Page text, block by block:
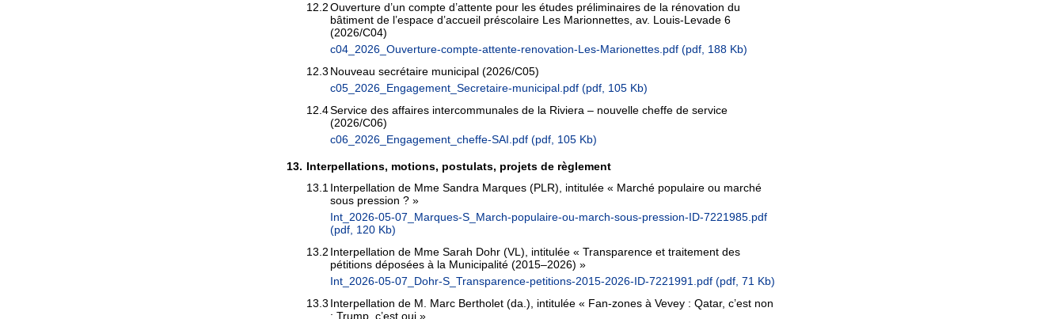
12.2Ouverture d’un compte d’attente pour les études préliminaires de la rénovation du
bâtiment de l’espace d’accueil préscolaire Les Marionnettes, av. Louis-Levade 6
(2026/C04)
c04_2026_Ouverture-compte-attente-renovation-Les-Marionettes.pdf (pdf, 188 Kb)
12.3 Nouveau secrétaire municipal (2026/C05)
c05_2026_Engagement_Secretaire-municipal.pdf (pdf, 105 Kb)
12.4Service des affaires intercommunales de la Riviera – nouvelle cheffe de service
(2026/C06)
c06_2026_Engagement_cheffe-SAI.pdf (pdf, 105 Kb)
13. Interpellations, motions, postulats, projets de règlement
13.1 Interpellation de Mme Sandra Marques (PLR), intitulée « Marché populaire ou marché
sous pression ? »
Int_2026-05-07_Marques-S_March-populaire-ou-march-sous-pression-ID-7221985.pdf
(pdf, 120 Kb)
13.2 Interpellation de Mme Sarah Dohr (VL), intitulée « Transparence et traitement des
pétitions déposées à la Municipalité (2015–2026) »
Int_2026-05-07_Dohr-S_Transparence-petitions-2015-2026-ID-7221991.pdf (pdf, 71 Kb)
13.3 Interpellation de M. Marc Bertholet (da.), intitulée « Fan-zones à Vevey : Qatar, c’est non
; Trump, c’est oui »